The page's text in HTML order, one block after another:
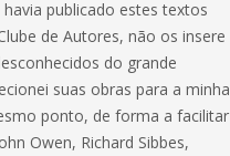
publicado estes textos
de Autores, não os insere
do grande
suas obras para a minha
ponto, de forma a facilitar
Owen, Richard Sibbes,